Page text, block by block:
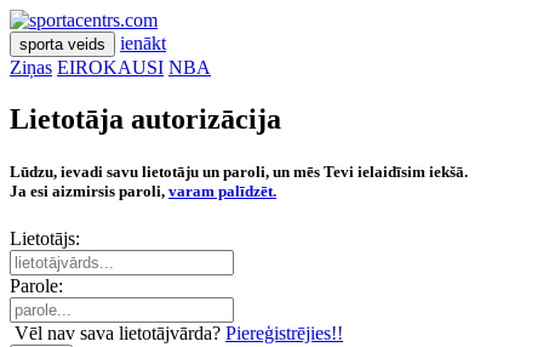
sporta veids
ienākt
Ziņas EIROKAUSI NBA
Lietotāja autorizācija
Lūdzu, ievadi savu lietotāju un paroli, un mēs Tevi ielaidīsim iekšā.
Ja esi aizmirsis paroli, varam palīdzēt.
Lietotājs:
Parole:
Vēl nav sava lietotājvārda? Piereģistrējies!!